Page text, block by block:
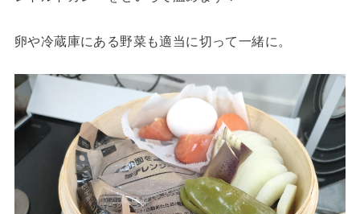
卵や冷蔵庫にある野菜も適当に切って一緒に。